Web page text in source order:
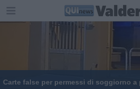
Carte false per permessi di soggiorno a